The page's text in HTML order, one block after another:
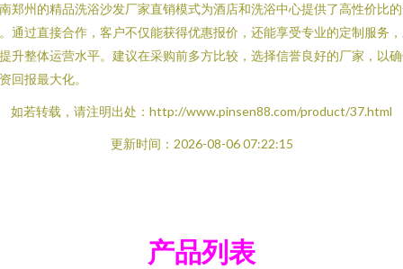
郑州的精品洗浴沙发厂家直销模式为酒店和洗浴中心提供了高性价比
通过直接合作，客户不仅能获得优惠报价，还能享受专业的定制服务
升整体运营水平。建议在采购前多方比较，选择信誉良好的厂家，以
回报最大化。
如若转载，请注明出处：http://www.pinsen88.com/product/37.html
更新时间：2026-08-06 07:22:15
产品列表